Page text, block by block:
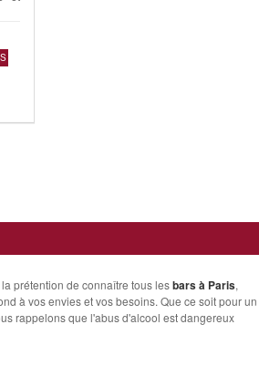
prétention de connaître tous lesbars à Paris,
à vos envies et vos besoins. Que ce soit pour un
rappelons que l'abus d'alcool est dangereux